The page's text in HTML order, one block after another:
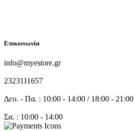
Επικοινωνία
info@myestore.gr
2323111657
Δευ. - Πα. : 10:00 - 14:00 / 18:00 - 21:00
Σα. : 10:00 - 14:00